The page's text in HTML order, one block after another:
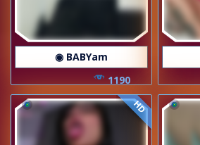
◉ BABYam
1190
HD